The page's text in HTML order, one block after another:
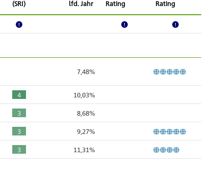
(SRI)
lfd. Jahr
Rating
Rating
7,48%
4 10,03%
3 8,68%
3 9,27%
3 11,31%